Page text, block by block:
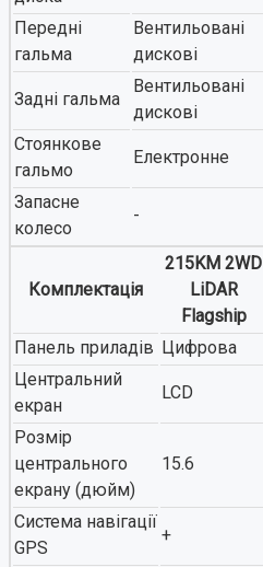
Передні
гальма
Вентильовані
дискові
Задні гальма
Вентильовані
дискові
Стоянкове
гальмо
Електронне
Запасне
колесо
-
Комплектація
215KM 2WD
LiDAR
Flagship
Панель приладів Цифрова
Центральний
екран
LCD
Розмір
центрального
екрану (дюйм)
15.6
Система навігації
GPS
+